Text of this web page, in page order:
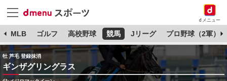
dメニュー
MLB ゴルフ 高校野球 競馬 Jリーグ プロ野球（2軍）
牡 芦毛 登録抹消
ギンザグリングラス